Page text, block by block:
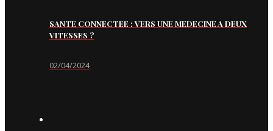
SANTE CONNECTEE : VERS UNE MEDECINE A DEUX
VITESSES ?
02/04/2024